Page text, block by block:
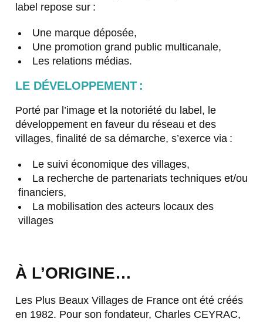
label repose sur :
Une marque déposée,
Une promotion grand public multicanale,
Les relations médias.
LE DÉVELOPPEMENT :
Porté par l’image et la notoriété du label, le
développement en faveur du réseau et des
villages, finalité de sa démarche, s’exerce via :
Le suivi économique des villages,
La recherche de partenariats techniques et/ou
financiers,
La mobilisation des acteurs locaux des
villages
À L’ORIGINE…
Les Plus Beaux Villages de France ont été créés
en 1982. Pour son fondateur, Charles CEYRAC,